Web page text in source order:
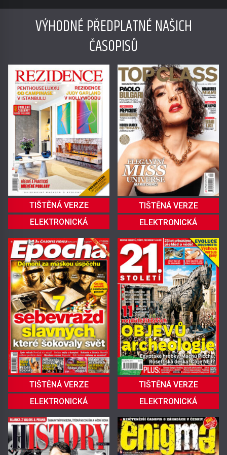
VÝHODNÉ PŘEDPLATNÉ NAŠICH
ČASOPISŮ
TIŠTĚNÁ VERZE
ELEKTRONICKÁ
TIŠTĚNÁ VERZE
ELEKTRONICKÁ
TIŠTĚNÁ VERZE
ELEKTRONICKÁ
TIŠTĚNÁ VERZE
ELEKTRONICKÁ